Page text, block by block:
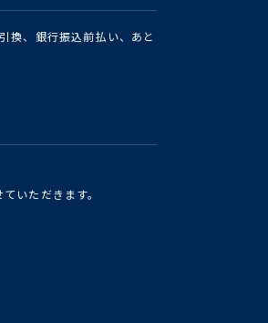
換、銀行振込前払い、あと
いただきます。